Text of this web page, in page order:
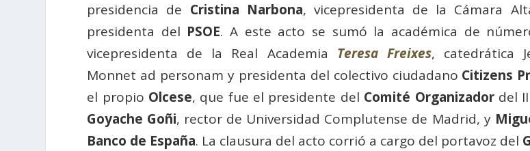
presidencia de Cristina Narbona, vicepresidenta de la Cámara
presidenta del PSOE. A este acto se sumó la académica de
vicepresidenta de la Real Academia Teresa Freixes, catedrática
Monnet ad personam y presidenta del colectivo ciudadano Citizens
el propio Olcese, que fue el presidente del Comité Organizadordel II
Goyache Goñi, rector de Universidad Complutense de Madrid, y
Banco de España. La clausura del acto corrió a cargo del portavoz del